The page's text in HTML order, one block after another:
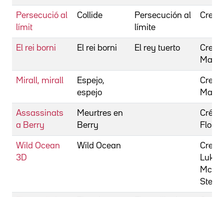
Persecució al
límit
Collide
Persecución al
límite
El rei borni El rei borni El rey tuerto
Marc
Mirall, mirall
Espejo,
espejo
Marc
Assassinats
a Berry
Meurtres en
Berry
Wild Ocean
3D
Wild Ocean
Luke
Steve